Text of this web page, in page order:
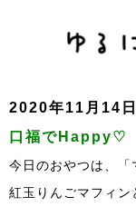
2020年11月14日
口福でHappy♡
今日のおやつは、「
紅玉りんごマフィ